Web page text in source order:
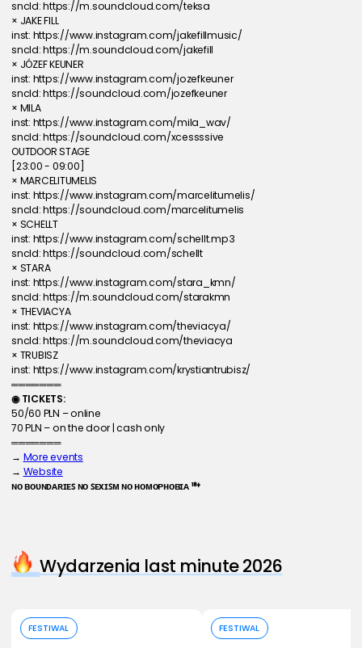
sncld: https://m.soundcloud.com/teksa
× JAKE FILL
inst: https://www.instagram.com/jakefillmusic/
sncld: https://m.soundcloud.com/jakefill
× JÓZEF KEUNER
inst: https://www.instagram.com/jozefkeuner
sncld: https://soundcloud.com/jozefkeuner
× MILA
inst: https://www.instagram.com/mila_wav/
sncld: https://soundcloud.com/xcessssive
OUTDOOR STAGE
[23:00 - 09:00]
× MARCELITUMELIS
inst: https://www.instagram.com/marcelitumelis/
sncld: https://soundcloud.com/marcelitumelis
× SCHELLT
inst: https://www.instagram.com/schellt.mp3
sncld: https://soundcloud.com/schellt
× STARA
inst: https://www.instagram.com/stara_kmn/
sncld: https://m.soundcloud.com/starakmn
× THEVIACYA
inst: https://www.instagram.com/theviacya/
sncld: https://m.soundcloud.com/theviacya
× TRUBISZ
inst: https://www.instagram.com/krystiantrubisz/
═══════
◉ TICKETS:
50/60 PLN – online
70 PLN – on the door | cash only
═══════
→ More events
→ Website
ɴᴏ ʙᴏᴜɴᴅᴀʀɪᴇꜱ ɴᴏ ꜱᴇxɪꜱᴍ ɴᴏ ʜᴏᴍᴏᴘʜᴏʙɪᴀ ¹⁸⁺
Wydarzenia last minute 2026
FESTIWAL FESTIWAL